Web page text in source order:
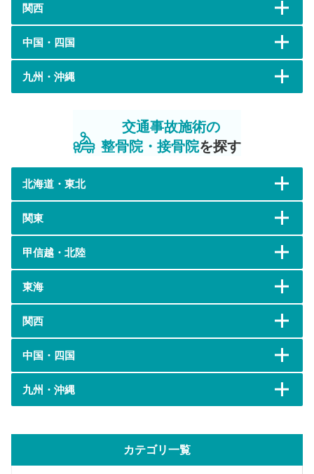
関西
中国・四国
九州・沖縄
交通事故施術の
整骨院・接骨院を探す
北海道・東北
関東
甲信越・北陸
東海
関西
中国・四国
九州・沖縄
カテゴリ一覧